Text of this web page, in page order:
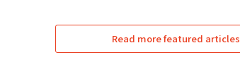
Read more featured articles